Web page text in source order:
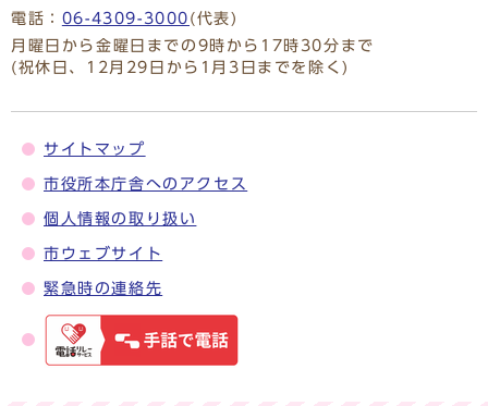
電話： 06-4309-3000 (代表)
月曜日から金曜日までの9時から17時30分まで
(祝休日、12月29日から1月3日までを除く)
サイトマップ
市役所本庁舎へのアクセス
個人情報の取り扱い
市ウェブサイト
緊急時の連絡先